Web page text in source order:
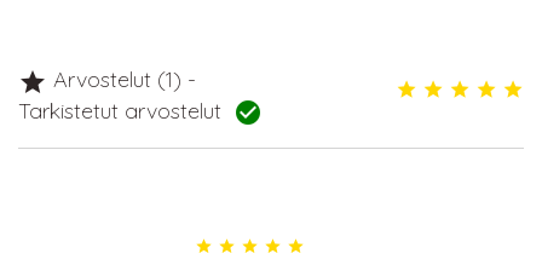
 Arvostelut (1) -
Tarkistetut arvostelut 
    